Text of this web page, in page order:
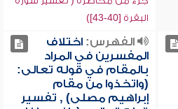
البقرة [40-43])
الفهرس:اختلاف
المفسرين في المراد
بالمقام في قوله تعالى:
(واتخذوا من مقام
إبراهيم مصلى) , تفسير